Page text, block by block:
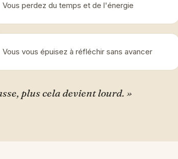
Vous perdez du temps et de l'énergie
Vous vous épuisez à réfléchir sans avancer
plus cela devient lourd. »